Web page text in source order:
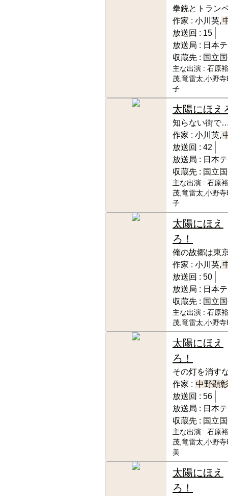
拳銃とトラン
作家 : 小川英,
放送回 : 15
放送局 : 日本
収蔵先 : 国立
主な出演 : 石原
茂,竜雷太,小野
子
太陽にほえ
知らない街で
作家 : 小川英,
放送回 : 42
放送局 : 日本
収蔵先 : 国立
主な出演 : 石原
茂,竜雷太,小野
子
太陽にほえ
ろ！
俺の故郷は東
作家 : 小川英,
放送回 : 50
放送局 : 日本
収蔵先 : 国立
主な出演 : 石原
茂,竜雷太,小野
太陽にほえ
ろ！
その灯を消す
作家 : 中野顕彰
放送回 : 56
放送局 : 日本
収蔵先 : 国立
主な出演 : 石原
茂,竜雷太,小野
美
太陽にほえ
ろ！